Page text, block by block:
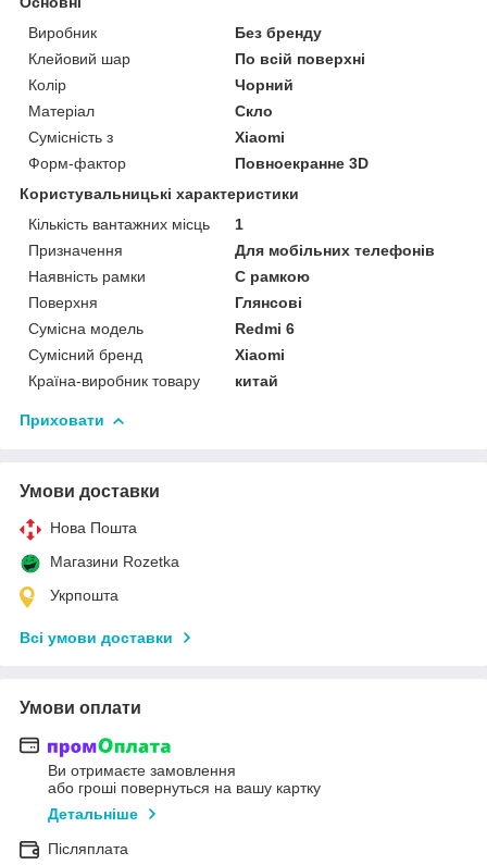
Виробник
Без бренду
Клейовий шар
По всій поверхні
Колір
Чорний
Матеріал
Скло
Сумісність з
Xiaomi
Форм-фактор
Повноекранне 3D
Користувальницькі характеристики
Кількість вантажних місць
1
Призначення
Для мобільних телефонів
Наявність рамки
C рамкою
Поверхня
Глянсові
Сумісна модель
Redmi 6
Сумісний бренд
Xiaomi
Країна-виробник товару
китай
Приховати
Умови доставки
Нова Пошта
Магазини Rozetka
Укрпошта
Всі умови доставки
Умови оплати
Ви отримаєте замовлення
або гроші повернуться на вашу картку
Детальніше
Післяплата